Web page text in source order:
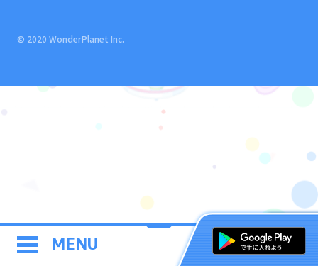
MENU
© 2020 WonderPlanet Inc.